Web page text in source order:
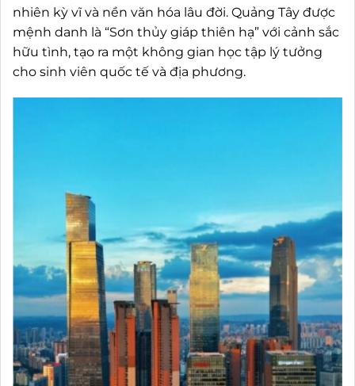
nhiên kỳ vĩ và nền văn hóa lâu đời. Quảng Tây được
mệnh danh là “Sơn thủy giáp thiên hạ” với cảnh sắc
hữu tình, tạo ra một không gian học tập lý tưởng
cho sinh viên quốc tế và địa phương.